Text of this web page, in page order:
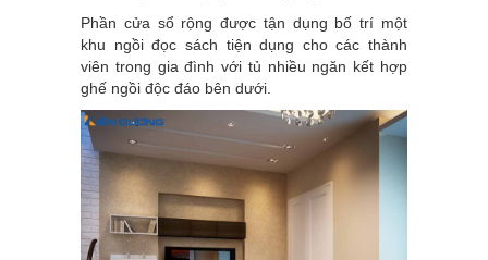
Phần cửa sổ rộng được tận dụng bố trí một
khu ngồi đọc sách tiện dụng cho các thành
viên trong gia đình với tủ nhiều ngăn kết hợp
ghế ngồi độc đáo bên dưới.